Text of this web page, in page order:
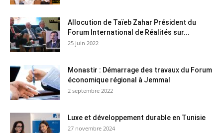
Allocution de Taïeb Zahar Président du
Forum International de Réalités sur...
25 juin 2022
Monastir : Démarrage des travaux du Forum
économique régional à Jemmal
2 septembre 2022
Luxe et développement durable en Tunisie
27 novembre 2024